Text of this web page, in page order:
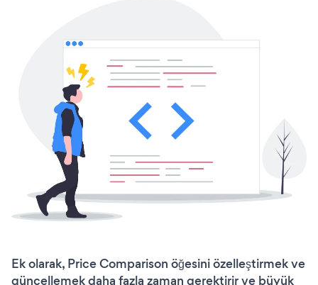
Ek olarak, Price Comparison öğesini özelleştirmek ve
güncellemek daha fazla zaman gerektirir ve büyük